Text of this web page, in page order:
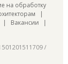
на обработку
|
| Вакансии |
/